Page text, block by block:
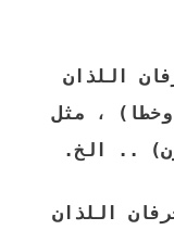
اللذان
وخطا) ، مثل
.. الخ.
اللذان